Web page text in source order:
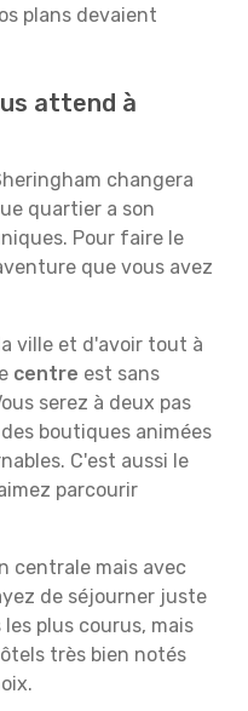
plans devaient
attend à
changera
quartier a son
Pour faire le
que vous avez
ville et d'avoir tout à
centre est sans
serez à deux pas
boutiques animées
C'est aussi le
parcourir
centrale mais avec
de séjourner juste
plus courus, mais
très bien notés